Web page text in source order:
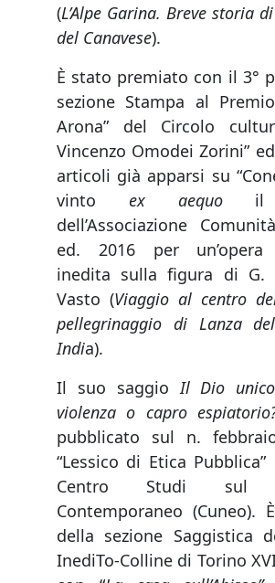
(L’Alpe Garina. Breve storia
del Canavese).
È stato premiato con il 3°
sezione Stampa al
Arona” del Circolo
Vincenzo Omodei Zorini”
articoli già apparsi su
vinto ex aequoil
dell’Associazione
ed. 2016 per un’opera
inedita sulla figura di G.
Vasto (Viaggio al centro
pellegrinaggio di Lanza
India).
Il suo saggio Il Dio
violenza o capro
pubblicato sul n.
“Lessico di Etica
Centro Studi sul
Contemporaneo (Cuneo).
della sezione Saggistica
InediTo-Colline di Torino